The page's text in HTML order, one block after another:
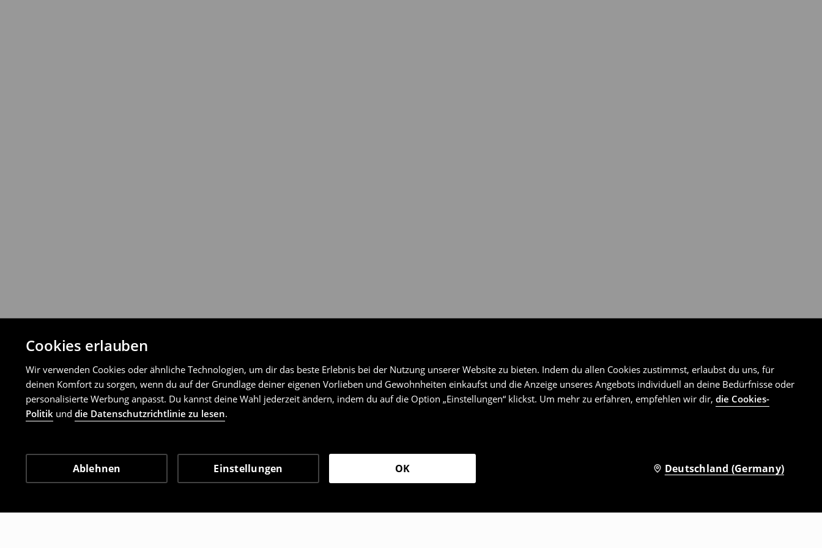
Cookies erlauben
Wir verwenden Cookies oder ähnliche Technologien, um dir das beste Erlebnis bei der Nutzung unserer Website zu bieten. Indem du allen Cookies zustimmst, erlaubst du uns, für
deinen Komfort zu sorgen, wenn du auf der Grundlage deiner eigenen Vorlieben und Gewohnheiten einkaufst und die Anzeige unseres Angebots individuell an deine Bedürfnisse oder
personalisierte Werbung anpasst. Du kannst deine Wahl jederzeit ändern, indem du auf die Option „Einstellungen“ klickst. Um mehr zu erfahren, empfehlen wir dir, die Cookies-
Politik und die Datenschutzrichtlinie zu lesen.
Ablehnen Einstellungen OK Deutschland (Germany)